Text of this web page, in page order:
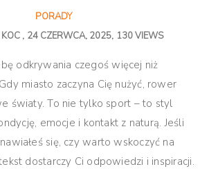
PORADY
24 CZERWCA, 2025 130 VIEWS
odkrywania czegoś więcej niż
miasto zaczyna Cię nużyć, rower
światy. To nie tylko sport – to styl
emocje i kontakt z naturą. Jeśli
się, czy warto wskoczyć na
dostarczy Ci odpowiedzi i inspiracji.